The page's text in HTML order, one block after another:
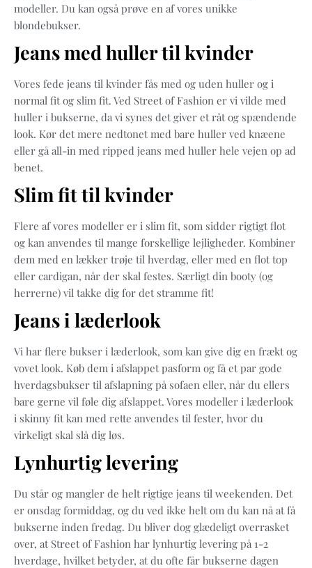
modeller. Du kan også prøve en af vores unikke
blondebukser.
Jeans med huller til kvinder
Vores fede jeans til kvinder fås med og uden huller og i
normal fit og slim fit. Ved Street of Fashion er vi vilde med
huller i bukserne, da vi synes det giver et råt og spændende
look. Kør det mere nedtonet med bare huller ved knæene
eller gå all-in med ripped jeans med huller hele vejen op ad
benet.
Slim fit til kvinder
Flere af vores modeller er i slim fit, som sidder rigtigt flot
og kan anvendes til mange forskellige lejligheder. Kombiner
dem med en lækker trøje til hverdag, eller med en flot top
eller cardigan, når der skal festes. Særligt din booty (og
herrerne) vil takke dig for det stramme fit!
Jeans i læderlook
Vi har flere bukser i læderlook, som kan give dig en frækt og
vovet look. Køb dem i afslappet pasform og få et par gode
hverdagsbukser til afslapning på sofaen eller, når du ellers
bare gerne vil føle dig afslappet. Vores modeller i læderlook
i skinny fit kan med rette anvendes til fester, hvor du
virkeligt skal slå dig løs.
Lynhurtig levering
Du står og mangler de helt rigtige jeans til weekenden. Det
er onsdag formiddag, og du ved ikke helt om du kan nå at få
bukserne inden fredag. Du bliver dog glædeligt overrasket
over, at Street of Fashion har lynhurtig levering på 1-2
hverdage, hvilket betyder, at du ofte får bukserne dagen